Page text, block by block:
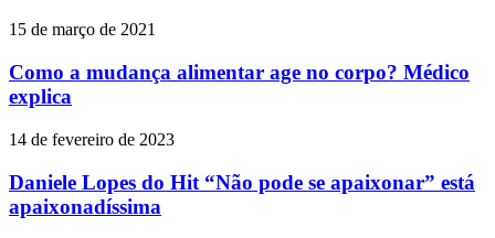
15 de março de 2021
Como a mudança alimentar age no corpo? Médico
explica
14 de fevereiro de 2023
Daniele Lopes do Hit “Não pode se apaixonar” está
apaixonadíssima